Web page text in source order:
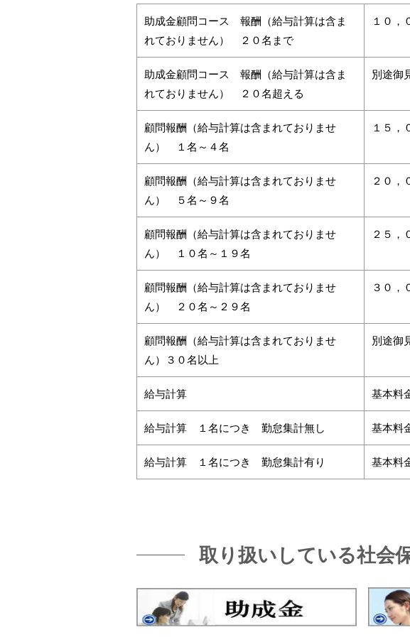
助成金顧問コース 報酬（給与計算は含ま
れておりません） ２０名まで
１０，
助成金顧問コース 報酬（給与計算は含ま
れておりません） ２０名超える
別途御
顧問報酬（給与計算は含まれておりませ
ん） １名～４名
１５，
顧問報酬（給与計算は含まれておりませ
ん） ５名～９名
２０，
顧問報酬（給与計算は含まれておりませ
ん） １０名～１９名
２５，
顧問報酬（給与計算は含まれておりませ
ん） ２０名～２９名
３０，
顧問報酬（給与計算は含まれておりませ
ん）３０名以上
別途御
給与計算 基本料
給与計算 １名につき 勤怠集計無し 基本料
給与計算 １名につき 勤怠集計有り 基本料
取り扱いしている社会